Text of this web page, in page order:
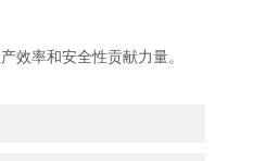
率和安全性贡献力量。